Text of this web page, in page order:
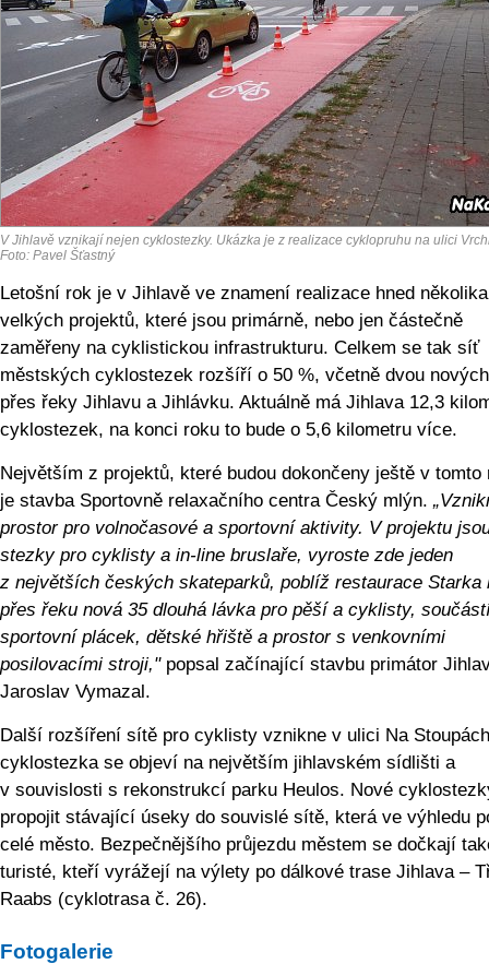
V Jihlavě vznikají nejen cyklostezky. Ukázka je z realizace cyklopruhu na ulici
Foto: Pavel Šťastný
Letošní rok je v Jihlavě ve znamení realizace hned několika
velkých projektů, které jsou primárně, nebo jen částečně
zaměřeny na cyklistickou infrastrukturu. Celkem se tak síť
městských cyklostezek rozšíří o 50 %, včetně dvou
přes řeky Jihlavu a Jihlávku. Aktuálně má Jihlava 12,3
cyklostezek, na konci roku to bude o 5,6 kilometru ví­ce.
Největším z projektů, které budou dokončeny ještě v tomto
je stavba Sportovně relaxačního centra Český mlýn.
prostor pro volnočasové a sportovní aktivity. V projektu
stezky pro cyklisty a in-line bruslaře, vyroste zde jeden
z největších českých skateparků, poblíž restaurace Starka
přes řeku nová 35 dlouhá lávka pro pěší a cyklisty,
sportovní plácek, dětské hřiště a prostor s venkovními
posilovacími stroji,"popsal začínající stavbu primátor
Jaroslav Vymazal.
Další rozšíření sítě pro cyklisty vznikne v ulici Na
cyklostezka se objeví na největším jihlavském sídlišti a
v souvislosti s rekonstrukcí parku Heulos. Nové
propojit stávající úseky do souvislé sítě, která ve výhledu
celé město. Bezpečnějšího průjezdu městem se dočkají
turisté, kteří vyrážejí na výlety po dálkové trase Jihlava –
Raabs (cyklotrasa č. 26).
Fotogalerie